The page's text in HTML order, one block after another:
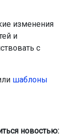
изменения
и
с
шаблоны
новостью: